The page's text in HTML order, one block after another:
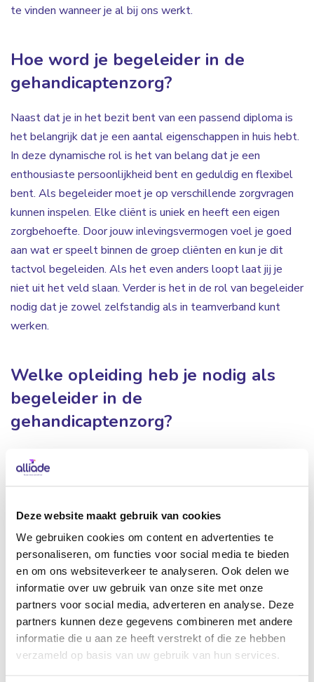
Deze website maakt gebruik van cookies
We gebruiken cookies om content en advertenties te
personaliseren, om functies voor social media te bieden
en om ons websiteverkeer te analyseren. Ook delen we
informatie over uw gebruik van onze site met onze
partners voor social media, adverteren en analyse. Deze
partners kunnen deze gegevens combineren met andere
informatie die u aan ze heeft verstrekt of die ze hebben
verzameld op basis van uw gebruik van hun services.
te vinden wanneer je al bij ons werkt.
Hoe word je begeleider in de
gehandicaptenzorg?
Naast dat je in het bezit bent van een passend diploma is
het belangrijk dat je een aantal eigenschappen in huis hebt.
In deze dynamische rol is het van belang dat je een
enthousiaste persoonlijkheid bent en geduldig en flexibel
bent. Als begeleider moet je op verschillende zorgvragen
kunnen inspelen. Elke cliënt is uniek en heeft een eigen
zorgbehoefte. Door jouw inlevingsvermogen voel je goed
aan wat er speelt binnen de groep cliënten en kun je dit
tactvol begeleiden. Als het even anders loopt laat jij je
niet uit het veld slaan. Verder is het in de rol van begeleider
nodig dat je zowel zelfstandig als in teamverband kunt
werken.
Welke opleiding heb je nodig als
begeleider in de
gehandicaptenzorg?
Als begeleider in de gehandicaptenzorg is het belangrijk
dat je een zorgopleiding hebt afgerond. Dit is namelijk een
zorgopleiding op niveau 3 nodig en voor begeleider B is dat
niveau 4. Heb je geen passende zorgopleiding gevolgd of
afgerond? Ook dan zijn er vacatures waar je voor in
aanmerking komt. Bekijk hiervoor onzezij-
instroomvacaturesof dewerk-leertrajectendie je bij ons
kunt volgen.
Neem contact op met een recruiter